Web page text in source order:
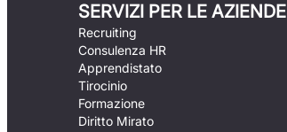
SERVIZI PER LE AZIENDE
Recruiting
Consulenza HR
Apprendistato
Tirocinio
Formazione
Diritto Mirato